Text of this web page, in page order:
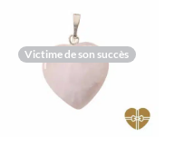
Victime de son succès